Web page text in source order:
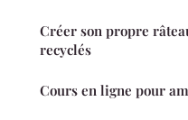
Créer son propre
recyclés
Cours en ligne pour